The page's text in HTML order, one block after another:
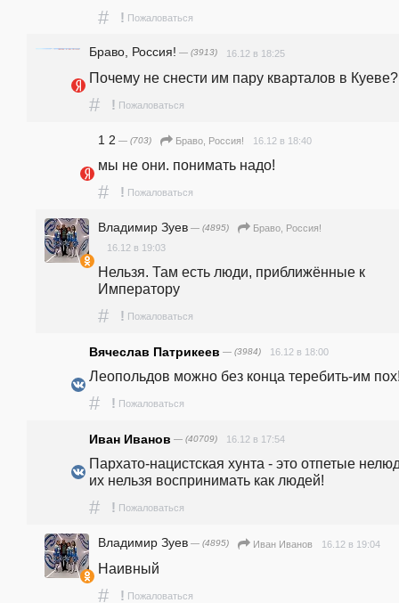
# ! Пожаловаться
Браво, Россия! — (3913) 16.12 в 18:25
Почему не снести им пару кварталов в Куеве?
# ! Пожаловаться
1 2 — (703) Браво, Россия! 16.12 в 18:40
мы не они. понимать надо!
# ! Пожаловаться
Владимир Зуев — (4895)
Браво, Россия!
16.12 в 19:03
Нельзя. Там есть люди, приближённые к
Императору
# ! Пожаловаться
Вячеслав Патрикеев — (3984) 16.12 в 18:00
Леопольдов можно без конца теребить-им
# ! Пожаловаться
Иван Иванов — (40709) 16.12 в 17:54
Пархато-нацистская хунта - это отпетые
их нельзя воспринимать как людей!
# ! Пожаловаться
Владимир Зуев — (4895) Иван Иванов 16.12 в 19:04
Наивный
# ! Пожаловаться